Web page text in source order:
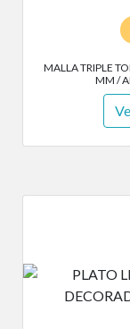
MALLA TRIPLE
MM /